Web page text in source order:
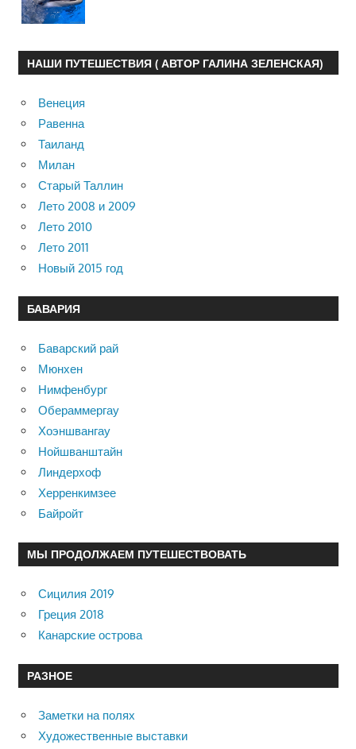
НАШИ ПУТЕШЕСТВИЯ ( АВТОР ГАЛИНА ЗЕЛЕНСКАЯ)
Венеция
Равенна
Таиланд
Милан
Старый Таллин
Лето 2008 и 2009
Лето 2010
Лето 2011
Новый 2015 год
БАВАРИЯ
Баварский рай
Мюнхен
Нимфенбург
Обераммергау
Хоэншвангау
Нойшванштайн
Линдерхоф
Херренкимзее
Байройт
МЫ ПРОДОЛЖАЕМ ПУТЕШЕСТВОВАТЬ
Сицилия 2019
Греция 2018
Канарские острова
РАЗНОЕ
Заметки на полях
Художественные выставки